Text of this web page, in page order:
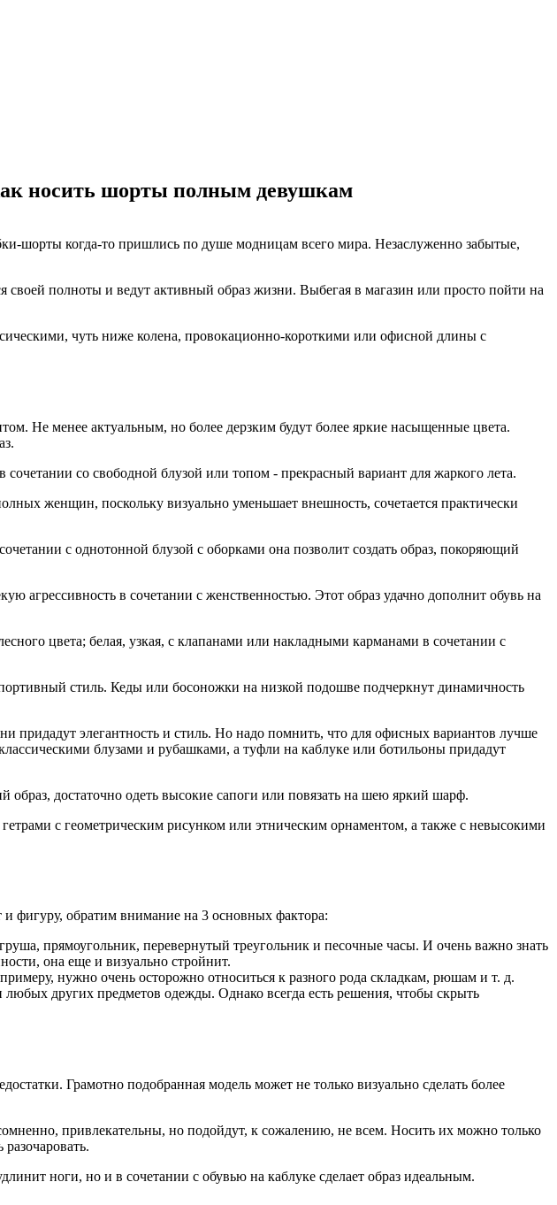
носить шорты полным девушкам
шорты когда-то пришлись по душе модницам всего мира. Незаслуженно забытые,
полноты и ведут активный образ жизни. Выбегая в магазин или просто пойти на
чуть ниже колена, провокационно-короткими или офисной длины с
Не менее актуальным, но более дерзким будут более яркие насыщенные цвета.
со свободной блузой или топом - прекрасный вариант для жаркого лета.
женщин, поскольку визуально уменьшает внешность, сочетается практически
с однотонной блузой с оборками она позволит создать образ, покоряющий
агрессивность в сочетании с женственностью. Этот образ удачно дополнит обувь на
цвета; белая, узкая, с клапанами или накладными карманами в сочетании с
стиль. Кеды или босоножки на низкой подошве подчеркнут динамичность
элегантность и стиль. Но надо помнить, что для офисных вариантов лучше
блузами и рубашками, а туфли на каблуке или ботильоны придадут
достаточно одеть высокие сапоги или повязать на шею яркий шарф.
с геометрическим рисунком или этническим орнаментом, а также с невысокими
и фигуру, обратим внимание на 3 основных фактора:
прямоугольник, перевернутый треугольник и песочные часы. И очень важно знать
она еще и визуально стройнит.
нужно очень осторожно относиться к разного рода складкам, рюшам и т. д.
других предметов одежды. Однако всегда есть решения, чтобы скрыть
Грамотно подобранная модель может не только визуально сделать более
привлекательны, но подойдут, к сожалению, не всем. Носить их можно только
ноги, но и в сочетании с обувью на каблуке сделает образ идеальным.